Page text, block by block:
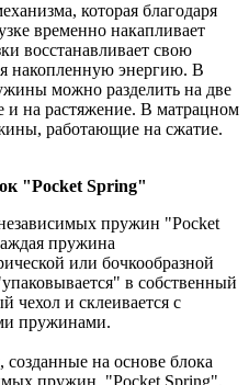
которая благодаря
временно накапливает
восстанавливает свою
накопленную энергию. В
можно разделить на две
на растяжение. В матрацном
работающие на сжатие.
"Pocket Spring"
пружин "Pocket
пружина
или бочкообразной
в собственный
чехол и склеивается с
пружинами.
на основе блока